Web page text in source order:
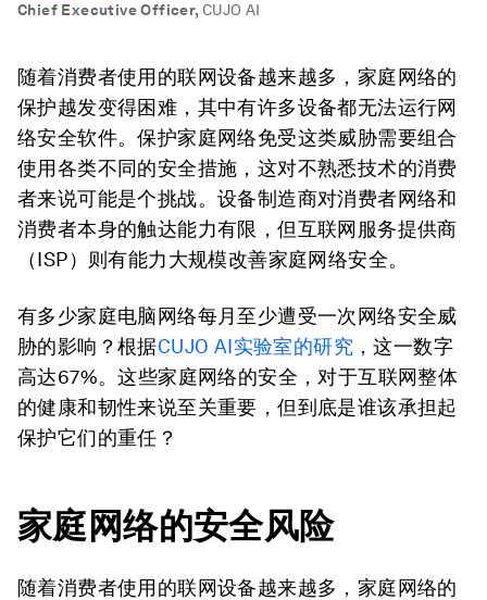
Chief Executive Officer, CUJO AI
随着消费者使用的联网设备越来越多，家庭网络的
保护越发变得困难，其中有许多设备都无法运行网
络安全软件。保护家庭网络免受这类威胁需要组合
使用各类不同的安全措施，这对不熟悉技术的消费
者来说可能是个挑战。设备制造商对消费者网络和
消费者本身的触达能力有限，但互联网服务提供商
（ISP）则有能力大规模改善家庭网络安全。
有多少家庭电脑网络每月至少遭受一次网络安全威
胁的影响？根据CUJO AI实验室的研究 ，这一数字
高达67%。这些家庭网络的安全，对于互联网整体
的健康和韧性来说至关重要，但到底是谁该承担起
保护它们的重任？
家庭网络的安全风险
随着消费者使用的联网设备越来越多，家庭网络的